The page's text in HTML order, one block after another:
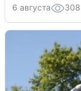
6 августа 308